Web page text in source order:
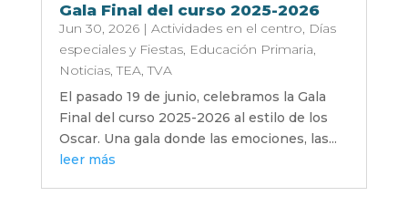
Gala Final del curso 2025-2026
Jun 30, 2026| Actividades en el centro, Días
especiales y Fiestas, Educación Primaria,
Noticias,TEA,TVA
El pasado 19 de junio, celebramos la Gala
Final del curso 2025-2026 al estilo de los
Oscar. Una gala donde las emociones, las...
leer más